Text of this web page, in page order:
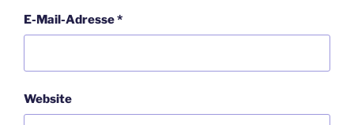
E-Mail-Adresse*
Website